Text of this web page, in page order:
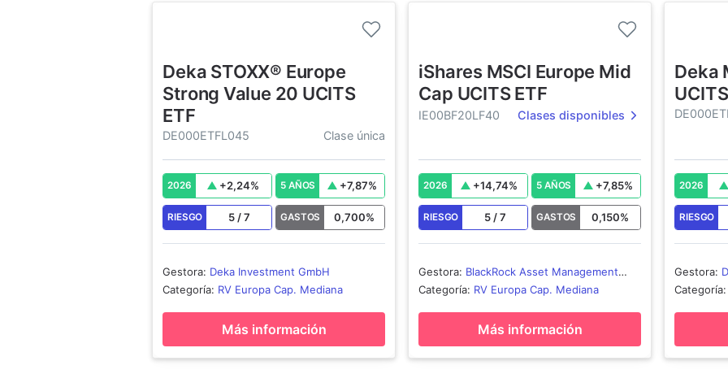
Deka STOXX® Europe
Strong Value 20 UCITS
ETF
DE000ETFL045 Clase única
2026 +2,24% 5 AÑOS +7,87%
RIESGO 5/7 GASTOS 0,700%
Gestora: Deka Investment GmbH
Categoría: RV Europa Cap. Mediana
Más información
iShares MSCI Europe Mid
Cap UCITS ETF
IE00BF20LF40 Clases disponibles
2026 +14,74% 5 AÑOS +7,85%
RIESGO 5/7 GASTOS 0,150%
Gestora: BlackRock Asset Management
Ireland - ETF
Categoría: RV Europa Cap. Mediana
Más información
Deka
2026
RIESGO
Gestora:
Categoría: